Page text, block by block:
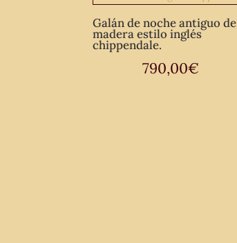
Galán de noche antiguo de
madera estilo inglés
chippendale.
790,00€